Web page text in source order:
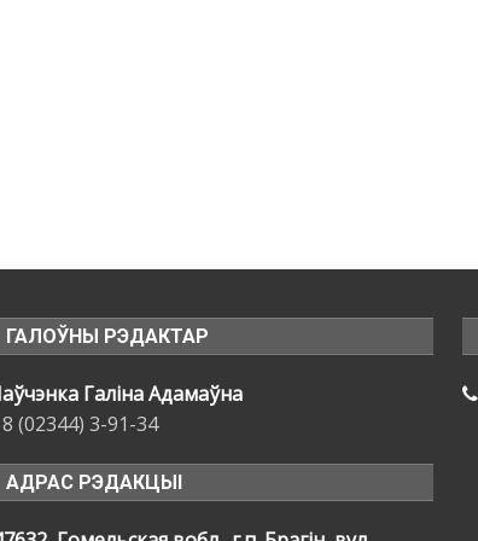
ГАЛОЎНЫ РЭДАКТАР
Галіна Адамаўна
8 (02344) 3-91-34
АДРАС РЭДАКЦЫІ